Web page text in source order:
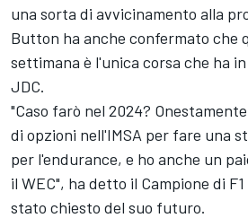
una sorta di avvicinamento alla
Button ha anche confermato che
settimana è l'unica corsa che ha
JDC.
"Caso farò nel 2024?
di opzioni nell'IMSA per fare una
per l'endurance, e ho anche un
il WEC", ha detto il Campione di
stato chiesto del suo futuro.